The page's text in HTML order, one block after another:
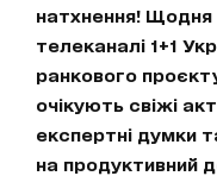
натхнення! Щодня
телеканалі 1+1
ранкового
очікують свіжі
експертні думки
на продуктивний